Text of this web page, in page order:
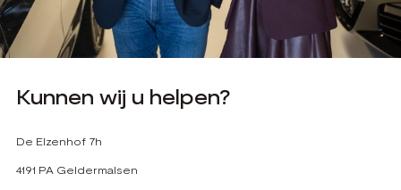
Kunnen wij u helpen?
De Elzenhof 7h
4191 PA Geldermalsen